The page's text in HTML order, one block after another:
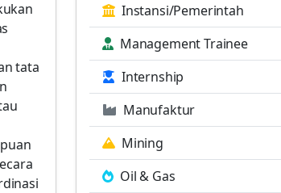
tata
Instansi/Pemerintah
Management Trainee
Internship
Manufaktur
Mining
Oil & Gas